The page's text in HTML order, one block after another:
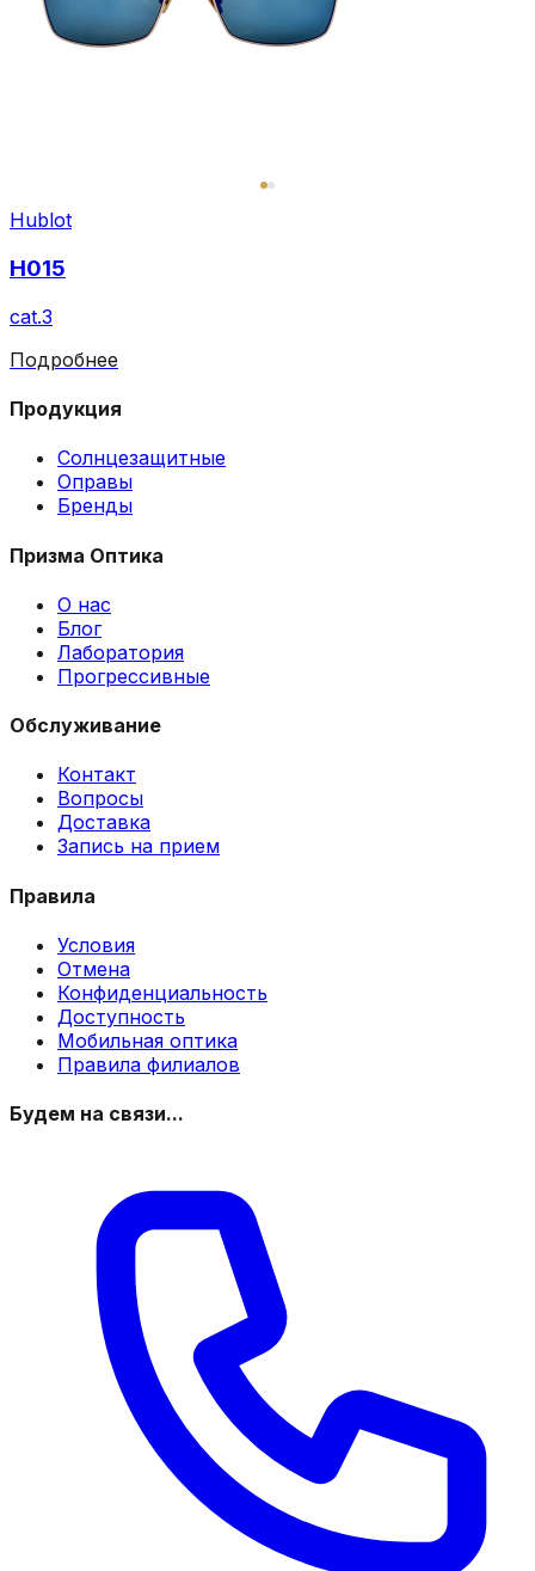
Hublot
H015
cat.3
Подробнее
Продукция
Солнцезащитные
Оправы
Бренды
Призма Оптика
О нас
Блог
Лаборатория
Прогрессивные
Обслуживание
Контакт
Вопросы
Доставка
Запись на прием
Правила
Условия
Отмена
Конфиденциальность
Доступность
Мобильная оптика
Правила филиалов
Будем на связи...